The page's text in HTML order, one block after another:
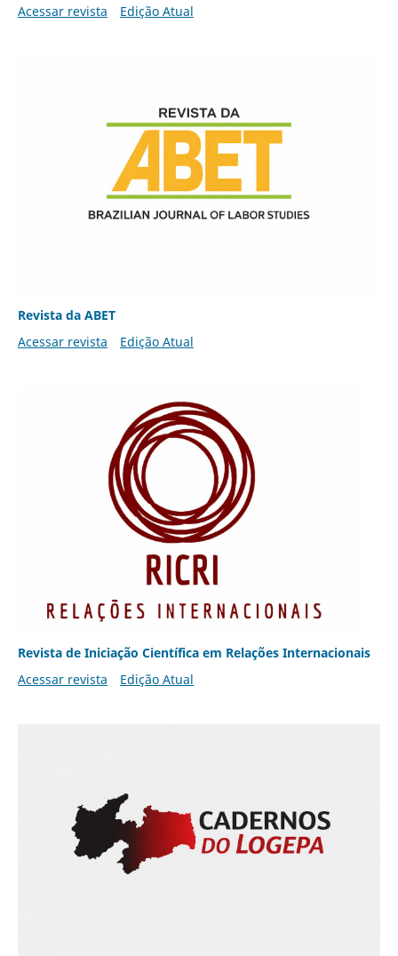
Acessar revista Edição Atual
Revista da ABET
Acessar revista
Edição Atual
Revista de Iniciação Científica em Relações Internacionais
Acessar revista
Edição Atual